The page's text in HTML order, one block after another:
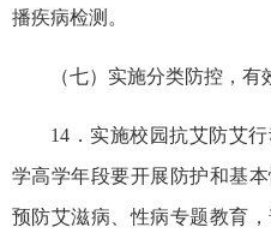
播疾病检测。
（七）实施分类防控，
14．实施校园抗艾防艾
学高学年段要开展防护和基
预防艾滋病、性病专题教育